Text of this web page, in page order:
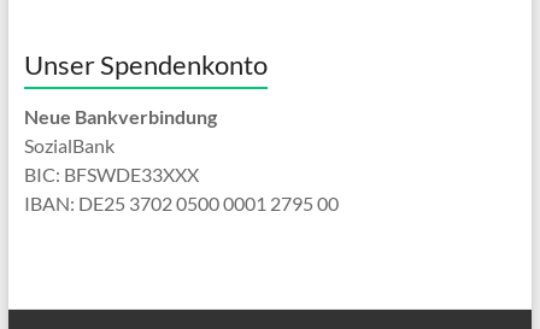
Unser Spendenkonto
Neue Bankverbindung
SozialBank
BIC: BFSWDE33XXX
IBAN: DE25 3702 0500 0001 2795 00